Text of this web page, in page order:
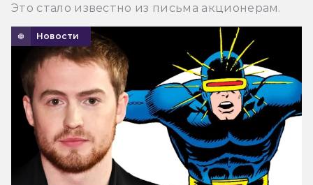
Это стало известно из письма акционерам.
Новости